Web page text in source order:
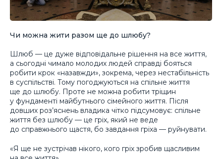
Чи можна жити разом ще до шлюбу?
Шлюб — це дуже відповідальне рішення на все життя,
а сьогодні чимало молодих людей справді бояться
робити крок «назавжди», зокрема, через нестабільність
в суспільстві. Тому погоджуються на спільне життя
ще до шлюбу. Проте не можна робити тріщин
у фундаменті майбутнього сімейного життя. Після
довших роз’яснень владика чітко підсумовує: спільне
життя без шлюбу — це гріх, який не веде
до справжнього щастя, бо завдання гріха — руйнувати.
«Я ще не зустрічав нікого, кого гріх зробив щасливим